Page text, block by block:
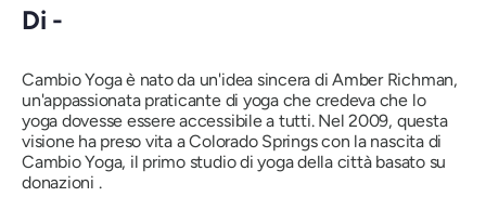
Di -
Cambio Yoga è nato da un'idea sincera di Amber Richman,
un'appassionata praticante di yoga che credeva che lo
yoga dovesse essere accessibile a tutti. Nel 2009, questa
visione ha preso vita a Colorado Springs con la nascita di
Cambio Yoga, il primo studio di yoga della città basato su
donazioni .